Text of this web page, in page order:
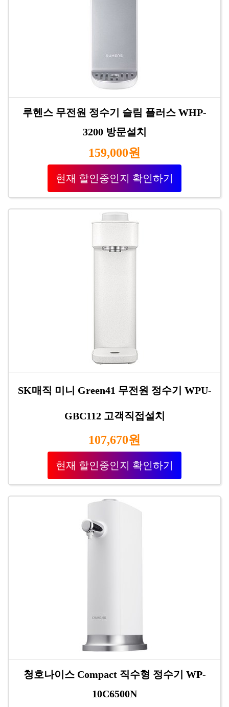
루헨스 무전원 정수기 슬림 플러스 WHP-
3200 방문설치
159,000원
현재 할인중인지 확인하기
SK매직 미니 Green41 무전원 정수기 WPU-
GBC112 고객직접설치
107,670원
현재 할인중인지 확인하기
청호나이스 Compact 직수형 정수기 WP-
10C6500N